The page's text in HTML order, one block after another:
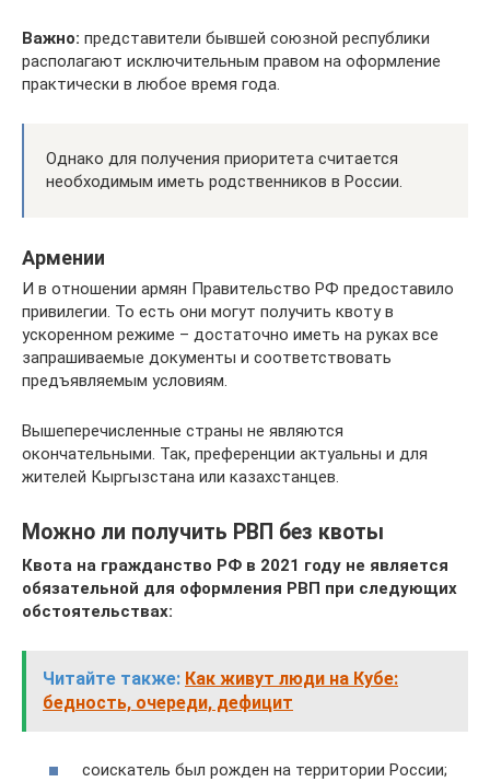
Важно: представители бывшей союзной республики
располагают исключительным правом на оформление
практически в любое время года.
Однако для получения приоритета считается
необходимым иметь родственников в России.
Армении
И в отношении армян Правительство РФ предоставило
привилегии. То есть они могут получить квоту в
ускоренном режиме – достаточно иметь на руках все
запрашиваемые документы и соответствовать
предъявляемым условиям.
Вышеперечисленные страны не являются
окончательными. Так, преференции актуальны и для
жителей Кыргызстана или казахстанцев.
Можно ли получить РВП без квоты
Квота на гражданство РФ в 2021 году не является
обязательной для оформления РВП при следующих
обстоятельствах:
Читайте также: Как живут люди на Кубе:
бедность, очереди, дефицит
соискатель был рожден на территории России;